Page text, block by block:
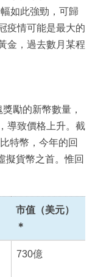
如此強勁，可歸
疫情可能是最大的
金，過去數月某程
勵的新幣數量，
導致價格上升。截
特幣，今年的回
擬貨幣之首。惟回
市值（美元）
＊
730億